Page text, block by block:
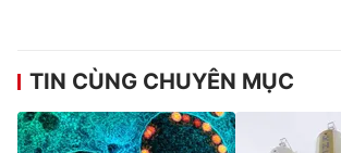
TIN CÙNG CHUYÊN MỤC